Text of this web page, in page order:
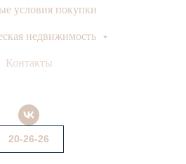
условия покупки
недвижимость
Контакты
20-26-26